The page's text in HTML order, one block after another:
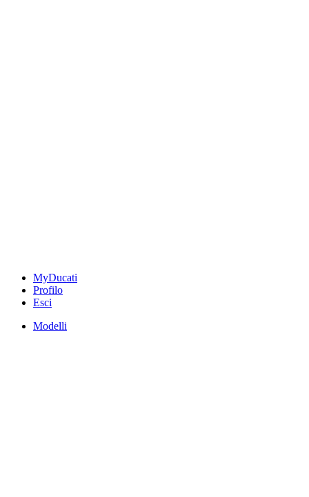
MyDucati
Profilo
Esci
Modelli